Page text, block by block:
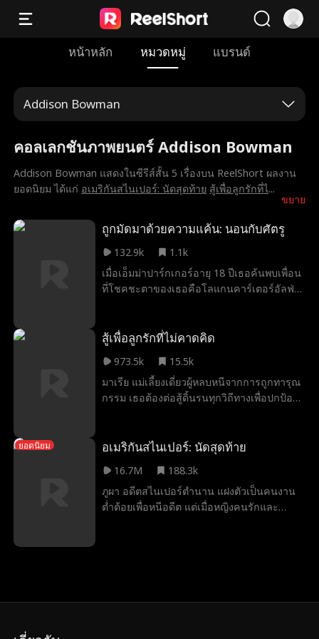
หน้าหลัก หมวดหมู่ แบรนด์
Addison Bowman
คอลเลกชันภาพยนตร์ Addison Bowman
ขยาย
Addison Bowman แสดงในซีรีส์สั้น 5 เรื่องบน ReelShort ผลงาน
ยอดนิยม ได้แก่ อเมริกันสไนเปอร์: นัดสุดท้าย สู้เพื่อลูกรักที่ไ...
ถูกมัดมาด้วยความแค้น: นอนกับศัตรู
132.9k
1.1k
เมื่อเอ็มม่าปาร์กเกอร์อายุ 18 ปีเธอค้นพบเพื่อน
ที่โชคชะตาของเธอคือโลแกนคาร์เตอร์อัลฟ่า
หลังจากนั้นไม่นานเอ็มม่าก็รู้ว่าเธอไม่ใช่
กำลังตามเธอมา อัลฟ่าโลแกนปฏิเสธเอ็มม่าดัง
นั้นทำไมเขาถึงเต็มใจที่จะเสี่ยงต่อการรักษา
เอ็มม่าให้ปลอดภัย?
สู้เพื่อลูกรักที่ไม่คาดคิด
973.5k
15.5k
มาเรีย แม่เลี้ยงเดี่ยวผู้หลบหนีจากการถูกทารุณ
กรรม เธอต้องต่อสู้ดิ้นรนทุกวิถีทางเพื่อปกป้องจู
หน้ากับศัตรู การทรยศหักหลังจากครอบครัว
หนุ่มก้าวเข้ามาในชีวิตของเธอ ทุกอย่างก็
เปลี่ยนไปตลอดกาล
ยอดนิยม อเมริกันสไนเปอร์: นัดสุดท้าย
16.7M
188.3k
ภูผา อดีตสไนเปอร์ตำนาน แฝงตัวเป็นคนงาน
ต่ำต้อยเพื่อหนีอดีต แต่เมื่อหญิงคนรักและ